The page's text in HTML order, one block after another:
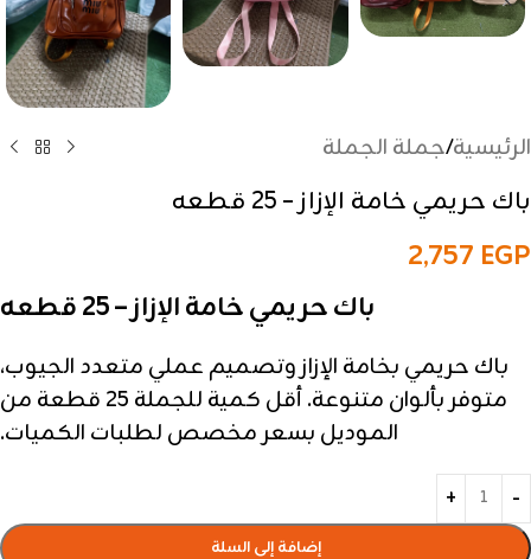
الرئيسية/جملة الجملة
باك حريمي خامة الإزاز – 25 قطعه
2,757 EGP
باك حريمي خامة الإزاز – 25 قطعه
باك حريمي بخامة الإزاز وتصميم عملي متعدد الجيوب،
متوفر بألوان متنوعة. أقل كمية للجملة 25 قطعة من
الموديل بسعر مخصص لطلبات الكميات.
إضافة إلى السلة